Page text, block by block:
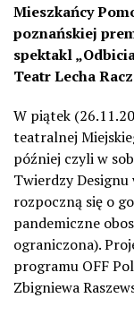
Mieszkańcy
poznańskiej
spektakl
Teatr Lecha
W piątek
teatralnej
później czyli w
Twierdzy Designu
rozpoczną się o
pandemiczne
ograniczona).
programu OFF
Zbigniewa